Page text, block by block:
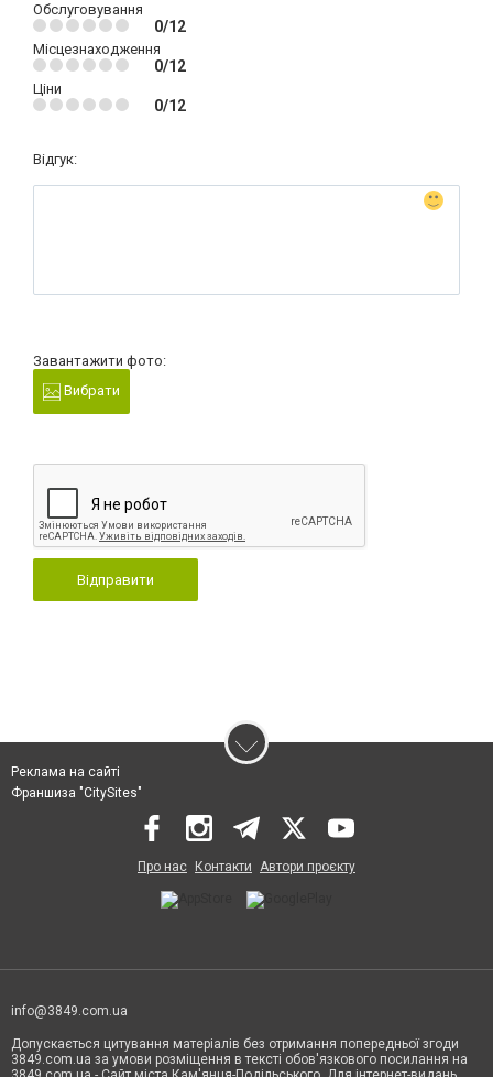
Обслуговування
0/12
Місцезнаходження
0/12
Ціни
0/12
Відгук:
Завантажити фото:
Вибрати
Відправити
Реклама на сайті
Франшиза "CitySites"
Про нас Контакти Автори проєкту
info@3849.com.ua
Допускається цитування матеріалів без отримання попередньої згоди
3849.com.ua за умови розміщення в тексті обов'язкового посилання на